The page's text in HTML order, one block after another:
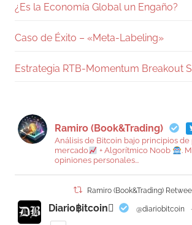
¿Es la Economía Global un Engaño?
Caso de Éxito – «Meta-Labeling»
Estrategia RTB-Momentum Breakout
Ramiro (Book&Trading)
Análisis de Bitcoin bajo principios
mercado
+ Algorítmico Noob
.
opiniones personales...
Ramiro (Book&Trading)
Diario฿itcoin @diariobitcoin ·